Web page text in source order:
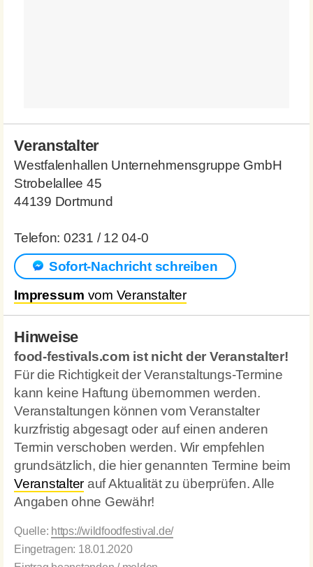
Veranstalter
Westfalenhallen Unternehmensgruppe GmbH
Strobelallee 45
44139 Dortmund
Telefon: 0231 / 12 04-0
Sofort-Nachricht schreiben
Impressum vom Veranstalter
Hinweise
food-festivals.com ist nicht der Veranstalter!
Für die Richtigkeit der Veranstaltungs-Termine
kann keine Haftung übernommen werden.
Veranstaltungen können vom Veranstalter
kurzfristig abgesagt oder auf einen anderen
Termin verschoben werden. Wir empfehlen
grundsätzlich, die hier genannten Termine beim
Veranstalter auf Aktualität zu überprüfen. Alle
Angaben ohne Gewähr!
Quelle: https://wildfoodfestival.de/
Eingetragen: 18.01.2020